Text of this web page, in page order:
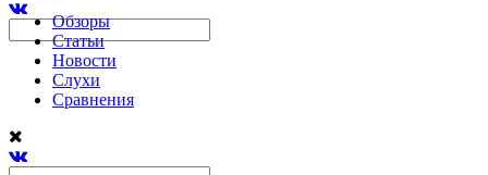
Обзоры
Статьи
Новости
Слухи
Сравнения